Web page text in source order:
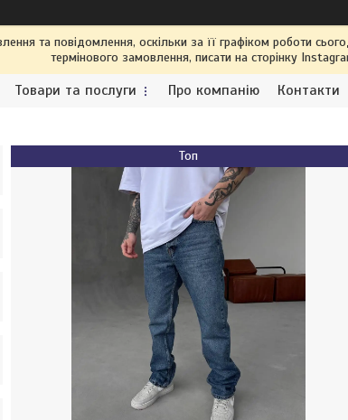
та повідомлення, оскільки за її графіком роботи
термінового замовлення, писати на сторінку
Товари та послуги Про компанію Контакти
Топ